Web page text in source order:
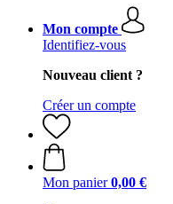
Mon compte
Identifiez-vous
Nouveau client ?
Créer un compte
Mon panier 0,00 €